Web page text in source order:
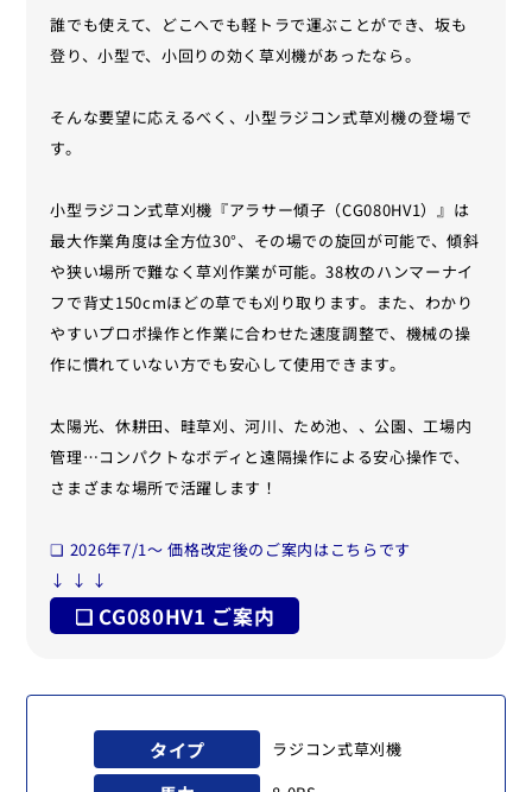
誰でも使えて、どこへでも軽トラで運ぶことができ、坂も
登り、小型で、小回りの効く草刈機があったなら。
そんな要望に応えるべく、小型ラジコン式草刈機の登場で
す。
小型ラジコン式草刈機『アラサー傾子（CG080HV1）』は
最大作業角度は全方位30°、その場での旋回が可能で、傾斜
や狭い場所で難なく草刈作業が可能。38枚のハンマーナイ
フで背丈150cmほどの草でも刈り取ります。また、わかり
やすいプロポ操作と作業に合わせた速度調整で、機械の操
作に慣れていない方でも安心して使用できます。
太陽光、休耕田、畦草刈、河川、ため池、、公園、工場内
管理…コンパクトなボディと遠隔操作による安心操作で、
さまざまな場所で活躍します！
❏ 2026年7/1〜 価格改定後のご案内はこちらです
↓ ↓ ↓
❏ CG080HV1 ご案内
タイプ ラジコン式草刈機